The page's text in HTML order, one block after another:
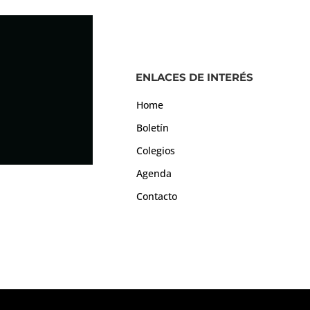
ENLACES DE INTERÉS
Home
Boletín
Colegios
Agenda
Contacto